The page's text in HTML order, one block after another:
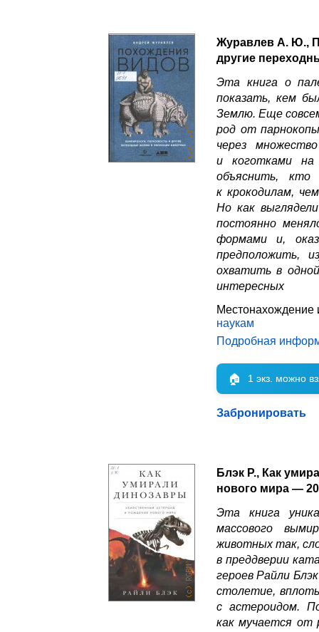
Журавлев А. Ю.,
другие
Эта книга о
показать, кем
Землю. Еще
род от
через
и коготками на
объяснить,
к крокодилам,
Но как
постоянно
формами и,
предположить,
охватить в
интересных
Местонахождение
наукам
Подробная
🏠 1 экз. можно
Забронировать
Блэк Р., Как
нового мира —
Эта книга
массового
животных так,
в преддверии
героев Райли
столетие,
с астероидом.
как мучается от